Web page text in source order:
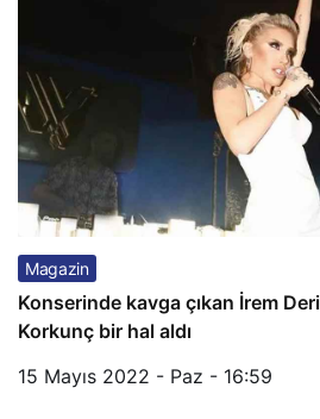
Magazin
Konserinde kavga çıkan İrem
Korkunç bir hal aldı
15 Mayıs 2022 - Paz - 16:59